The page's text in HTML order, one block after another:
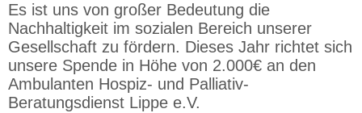
Es ist uns von großer Bedeutung die
Nachhaltigkeit im sozialen Bereich unserer
Gesellschaft zu fördern. Dieses Jahr richtet sich
unsere Spende in Höhe von 2.000€ an den
Ambulanten Hospiz- und Palliativ-
Beratungsdienst Lippe e.V.